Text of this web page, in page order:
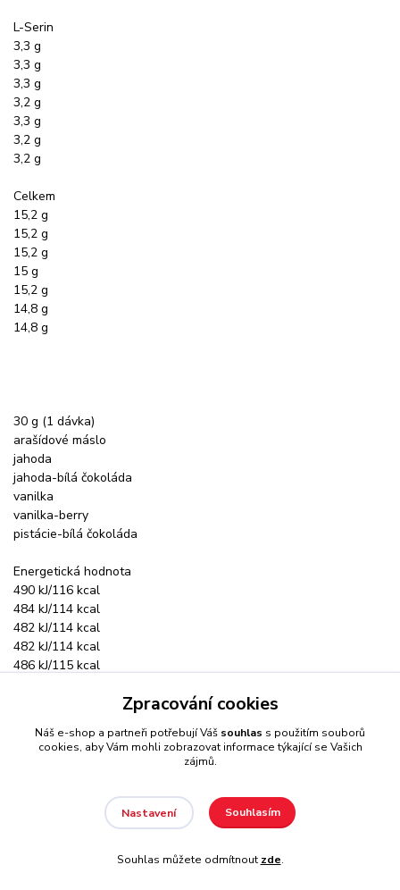
L-Serin
3,3 g
3,3 g
3,3 g
3,2 g
3,3 g
3,2 g
3,2 g
Celkem
15,2 g
15,2 g
15,2 g
15 g
15,2 g
14,8 g
14,8 g
30 g (1 dávka)
arašídové máslo
jahoda
jahoda-bílá čokoláda
vanilka
vanilka-berry
pistácie-bílá čokoláda
Energetická hodnota
490 kJ/116 kcal
484 kJ/114 kcal
482 kJ/114 kcal
482 kJ/114 kcal
486 kJ/115 kcal
1,9 g
Zpracování cookies
Náš e-shop a partneři potřebují Váš souhlas s použitím souborů
cookies, aby Vám mohli zobrazovat informace týkající se Vašich
zájmů.
Nastavení Souhlasím
Souhlas můžete odmítnout zde.